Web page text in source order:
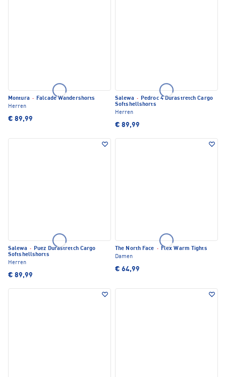
Montura · Falcade Wandershorts
Herren
€ 89,99
Salewa · Pedroc 4 Durastretch Cargo
Softshellshorts
Herren
€ 89,99
Salewa · Puez Durastretch Cargo
Softshellshorts
Herren
€ 89,99
The North Face · Flex Warm Tights
Damen
€ 64,99